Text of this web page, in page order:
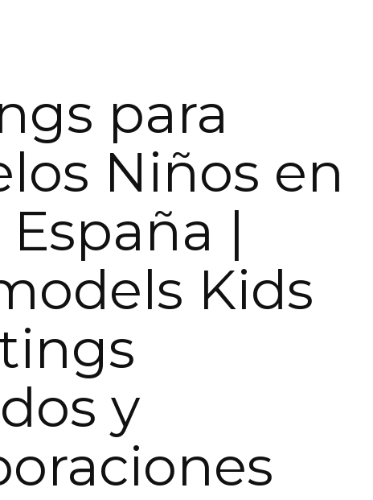
para
Niños en
España |
Kids
y